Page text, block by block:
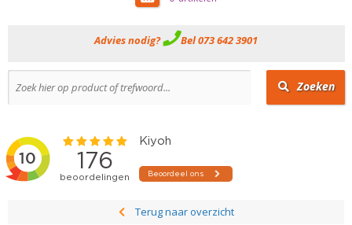
Advies nodig? Bel 073 642 3901
Zoeken
Terug naar overzicht